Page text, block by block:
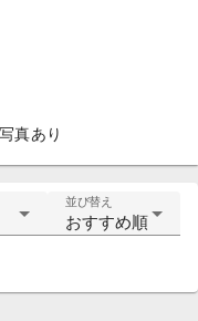
写真あり
並び替え
おすすめ順